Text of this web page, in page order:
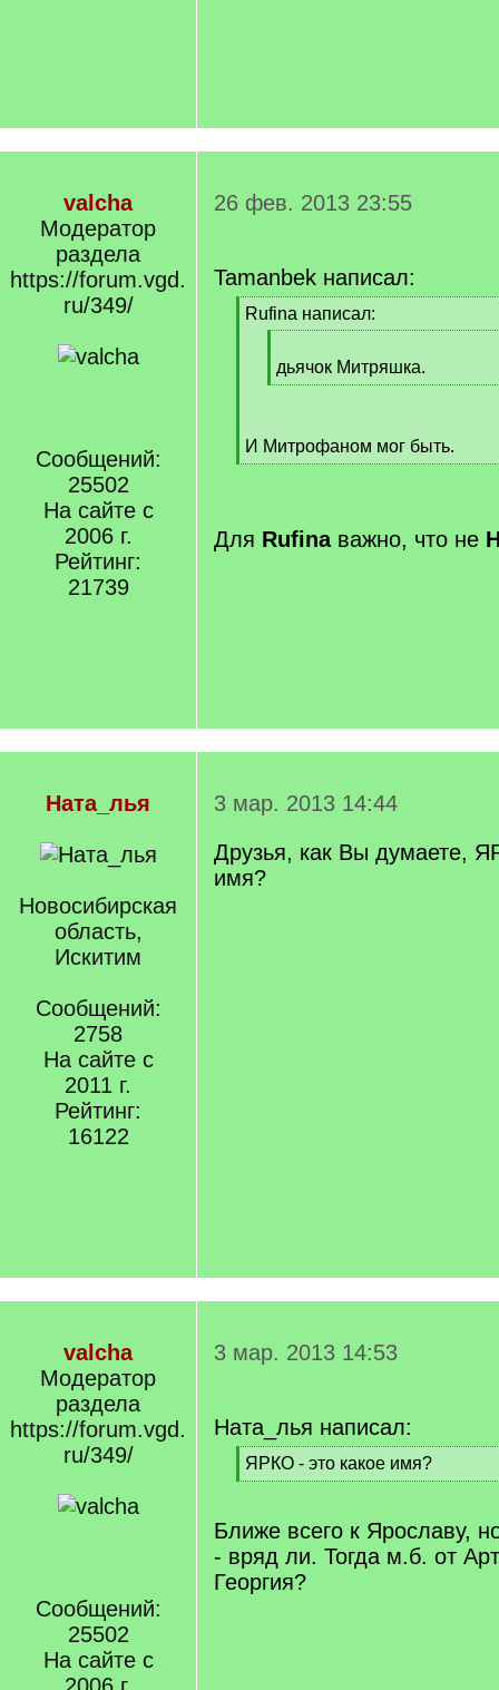
valcha
Модератор
раздела
https://forum.vgd.
ru/349/
Сообщений:
25502
На сайте с
2006 г.
Рейтинг:
21739
26 фев. 2013 23:55
Tamanbek написал:
[Rufina написал:
q
]
дьячок Митряшка.
[
]
И Митрофаном мог быть.
[
Для Rufinaважно, что не
Ната_лья
Новосибирская
область,
Искитим
Сообщений:
2758
На сайте с
2011 г.
Рейтинг:
16122
3 мар. 2013 14:44
Друзья, как Вы думаете,
имя?
valcha
Модератор
раздела
https://forum.vgd.
ru/349/
Сообщений:
25502
На сайте с
3 мар. 2013 14:53
Ната_лья написал:
[
q
ЯРКО - это какое имя?
[
q
]
Ближе всего к Ярославу,
- вряд ли. Тогда м.б. от
Георгия?